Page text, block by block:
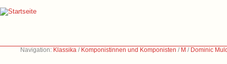
Navigation: Klassika / Komponistinnen und Komponisten / M / Dominic